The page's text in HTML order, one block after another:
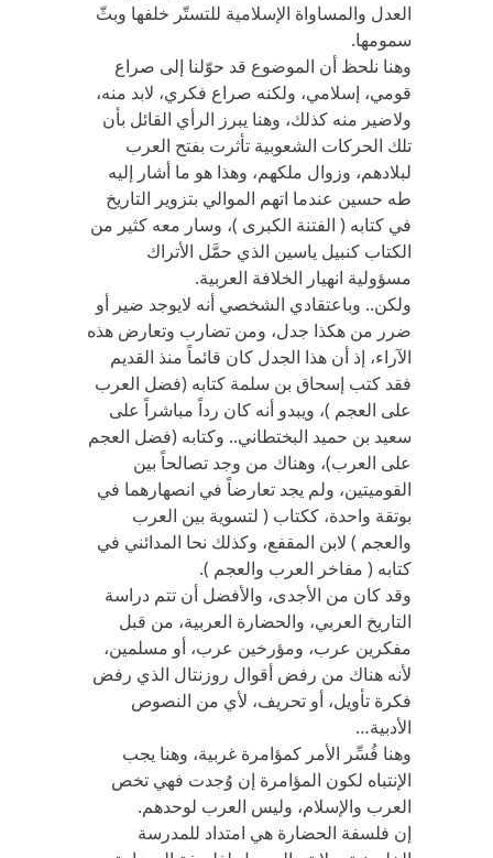
العدل والمساواة الإسلامية للتستّر خلفها وبثّ
سمومها.
وهنا نلحظ أن الموضوع قد حوّلنا إلى صراع
قومي، إسلامي، ولكنه صراع فكري، لابد منه،
ولاضير منه كذلك، وهنا يبرز الرأي القائل بأن
تلك الحركات الشعوبية تأثرت بفتح العرب
لبلادهم، وزوال ملكهم، وهذا هو ما أشار إليه
طه حسين عندما اتهم الموالي بتزوير التاريخ
في كتابه ( الفتنة الكبرى )، وسار معه كثير من
الكتاب كنبيل ياسين الذي حمَّل الأتراك
مسؤولية انهيار الخلافة العربية.
ولكن.. وباعتقادي الشخصي أنه لايوجد ضير أو
ضرر من هكذا جدل، ومن تضارب وتعارض هذه
الآراء، إذ أن هذا الجدل كان قائماً منذ القديم
فقد كتب إسحاق بن سلمة كتابه (فضل العرب
على العجم )، ويبدو أنه كان رداً مباشراً على
سعيد بن حميد البختطاني.. وكتابه (فضل العجم
على العرب)، وهناك من وجد تصالحاً بين
القوميتين، ولم يجد تعارضاً في انصهارهما في
بوتقة واحدة، ككتاب ( لتسوية بين العرب
والعجم ) لابن المقفع، وكذلك نحا المدائني في
كتابه ( مفاخر العرب والعجم ).
وقد كان من الأجدى، والأفضل أن تتم دراسة
التاريخ العربي، والحضارة العربية، من قبل
مفكرين عرب، ومؤرخين عرب، أو مسلمين،
لأنه هناك من رفض أقوال روزنتال الذي رفض
فكرة تأويل، أو تحريف، لأي من النصوص
الأدبية…
وهنا فُسِّر الأمر كمؤامرة غربية، وهنا يجب
الإنتباه لكون المؤامرة إن وُجدت فهي تخص
العرب والإسلام، وليس العرب لوحدهم.
إن فلسفة الحضارة هي امتداد للمدرسة